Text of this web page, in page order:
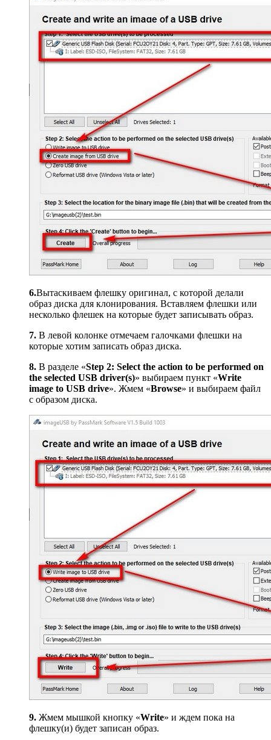
6.Вытаскиваем флешку оригинал, с которой делали
образ диска для клонирования. Вставляем флешки или
несколько флешек на которые будет записывать образ.
7. В левой колонке отмечаем галочками флешки на
которые хотим записать образ диска.
8. В разделе «Step 2: Select the action to be performed on
the selected USB driver(s)» выбираем пункт «Write
image to USB drive». Жмем «Browse» и выбираем файл
с образом диска.
9. Жмем мышкой кнопку «Write» и ждем пока на
флешку(и) будет записан образ.